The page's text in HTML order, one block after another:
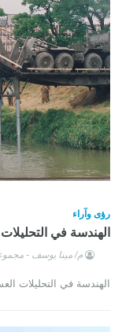
رؤى وآراء
الهندسة في
م/ مينا يوسف -
الهندسة في التحليلات